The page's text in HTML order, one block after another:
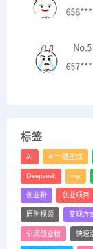
标签
AI AI一键生成
Deepseek mp
创业粉 创业项目
原创视频 变现方
引流创业粉 快速